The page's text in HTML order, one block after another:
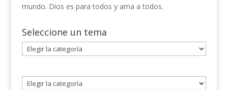
mundo. Dios es para todos y ama a todos.
Seleccione un tema
Seleccione
un